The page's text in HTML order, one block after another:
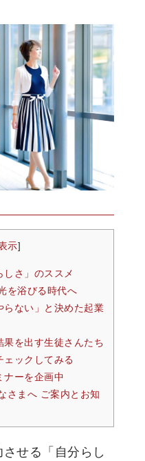
示
さ」のススメ
を浴びる時代へ
ない」と決めた起業
を出す生徒さんたち
ックしてみる
ナーを企画中
さまへ ご案内とお知
せる「自分らし